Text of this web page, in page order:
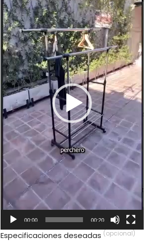
vídeo
00:00 00:20
Especificaciones deseadas (opcional)